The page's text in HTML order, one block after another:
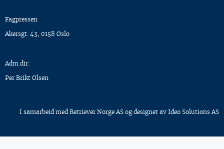
Fagpressen
Akersgt. 43, 0158 Oslo
Adm.dir:
Per Brikt Olsen
I samarbeid med Retriever Norge AS og designet av Ideo Solutions AS